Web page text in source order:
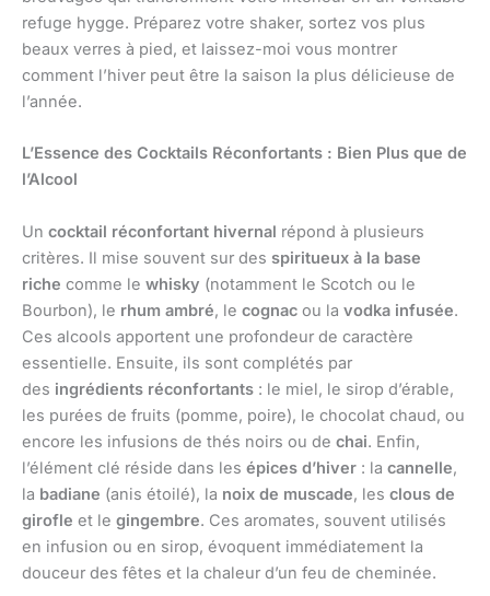
refuge hygge. Préparez votre shaker, sortez vos plus
beaux verres à pied, et laissez-moi vous montrer
comment l’hiver peut être la saison la plus délicieuse de
l’année.
L’Essence des Cocktails Réconfortants : Bien Plus que de
l’Alcool
Un cocktail réconfortant hivernal répond à plusieurs
critères. Il mise souvent sur des spiritueux à la base
riche comme le whisky (notamment le Scotch ou le
Bourbon), le rhum ambré, le cognac ou la vodka infusée.
Ces alcools apportent une profondeur de caractère
essentielle. Ensuite, ils sont complétés par
des ingrédients réconfortants : le miel, le sirop d’érable,
les purées de fruits (pomme, poire), le chocolat chaud, ou
encore les infusions de thés noirs ou de chai. Enfin,
l’élément clé réside dans les épices d’hiver : la cannelle,
la badiane (anis étoilé), la noix de muscade, les clous de
girofle et le gingembre. Ces aromates, souvent utilisés
en infusion ou en sirop, évoquent immédiatement la
douceur des fêtes et la chaleur d’un feu de cheminée.